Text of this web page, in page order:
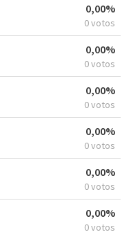
0,00%
0 votos
0,00%
0 votos
0,00%
0 votos
0,00%
0 votos
0,00%
0 votos
0,00%
0 votos